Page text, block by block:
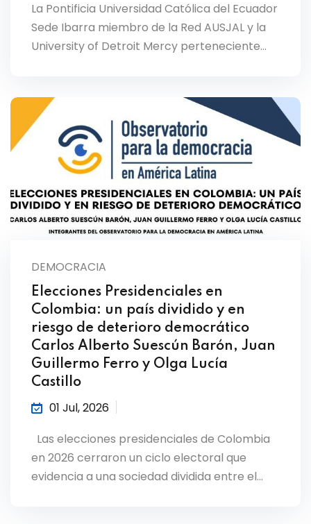
La Pontificia Universidad Católica del Ecuador
Sede Ibarra miembro de la Red AUSJAL y la
University of Detroit Mercy perteneciente…
DEMOCRACIA
Elecciones Presidenciales en
Colombia: un país dividido y en
riesgo de deterioro democrático
Carlos Alberto Suescún Barón, Juan
Guillermo Ferro y Olga Lucía
Castillo
01 Jul, 2026
Las elecciones presidenciales de Colombia
en 2026 cerraron un ciclo electoral que
evidencia a una sociedad dividida entre el…